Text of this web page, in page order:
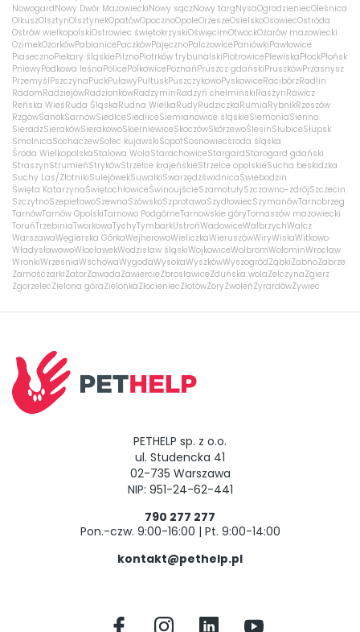
NowogardNowy Dwór MazowieckiNowy sączNowy targNysaOgrodzieniecOleśnica
OlkuszOlsztynOlsztynekOpatówOpocznoOpoleOrzeszeOsielskoOsowiecOstróda
Ostrów wielkopolskiOstrowiec świętokrzyskiOświęcimOtwockOżarów mazowiecki
OzimekOzorkówPabianicePaczkówPajęcznoPalczowicePaniówkiPawłowice
PiasecznoPiekary śląskiePilznoPiotrków trybunalskiPiotrowicePlewiskaPłockPłońsk
PniewyPodkowa leśnaPolicePolkowicePoznańPruszcz gdańskiPruszkówPrzasnysz
PrzemyślPszczynaPuckPuławyPułtuskPuszczykowoPyskowiceRacibórzRadlin
RadomRadziejówRadzionkówRadzyminRadzyń chełmińskiRaszynRawicz
Reńska WieśRuda ŚląskaRudna WielkaRudyRudziczkaRumiaRybnikRzeszów
RzgówSanokSarnówSiedlceSiedliceSiemianowice śląskieSiemoniaSienno
SieradzSierakówSierakowoSkierniewiceSkoczówSkórzewoŚlesinSłubiceSłupsk
SmolnicaSochaczewSolec kujawskiSopotSosnowiecśroda śląska
Środa WielkopolskaStalowa WolaStarachowiceStargardStarogard gdański
StraszynStrumieńStrykówStrzelce krajeńskieStrzelce opolskieSucha beskidzka
Suchy Las/ZłotnikiSulejówekSuwałkiSwarzędzświdnicaŚwiebodzin
Święta KatarzynaŚwiętochłowiceŚwinoujścieSzamotułySzczawno-zdrójSzczecin
SzczytnoSzepietowoSzewnaSzówskoSzprotawaSzydłowiecSzymanówTarnobrzeg
TarnówTarnów OpolskiTarnowo PodgórneTarnowskie góryTomaszów mazowiecki
ToruńTrzebiniaTworkowaTychyTymbarkUstrońWadowiceWałbrzychWałcz
WarszawaWęgierska GórkaWejherowoWieliczkaWieruszówWiryWisłaWitkowo
WładysławowoWłocławekWodzisław śląskiWojkowiceWolbromWołominWrocław
WronkiWrześniaWschowaWygodaWysokaWyszkówWyszogródZąbkiŻabnoZabrze
ZamośćżarkiZatorZawadaZawiercieZbrosławiceZduńska wolaZelczynaZgierz
ZgorzelecZielona góraZielonkaZłocieniecZłotówŻoryZwoleńŻyrardówŻywiec
PETHELP sp. z o.o.
ul. Studencka 41
02-735 Warszawa
NIP: 951-24-62-441
790 277 277
Pon.-czw. 9:00-16:00 | Pt. 9:00-14:00
kontakt@pethelp.pl